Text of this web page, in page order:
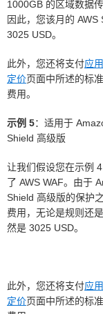
1000GB 的区域数据
因此，您该月的
3025 USD。
此外，您还将支付应
定价页面中所述的标
费用。
示例 5：适用于
Shield 高级版
让我们假设您在示例
了 AWS WAF。由于
Shield 高级版的保护
费用，无论是规则还
然是 3025 USD。
此外，您还将支付应
定价页面中所述的标